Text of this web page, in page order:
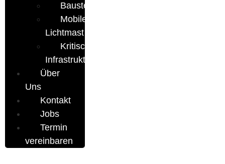
Baustellendokumentation
Mobiler
Lichtmast
Kritische
Infrastrukturen
Über
Uns
Kontakt
Jobs
Termin
vereinbaren